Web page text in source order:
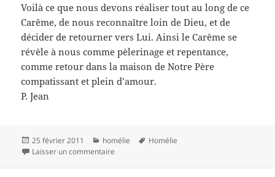
Voilà ce que nous devons réaliser tout au long de ce
Carême, de nous reconnaître loin de Dieu, et de
décider de retourner vers Lui. Ainsi le Carême se
révèle à nous comme pèlerinage et repentance,
comme retour dans la maison de Notre Père
compatissant et plein d’amour.
P. Jean
Publié
le
25 février 2011 Catégories
homélie
Mots-
Homélie
Laisser un commentaire